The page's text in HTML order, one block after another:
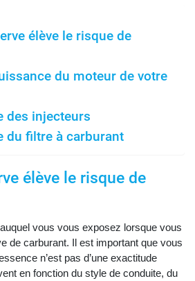
élève le risque de
du moteur de votre
des injecteurs
du filtre à carburant
élève le risque de
vous vous exposez lorsque vous
de carburant. Il est important que vous
n’est pas d’une exactitude
en fonction du style de conduite, du